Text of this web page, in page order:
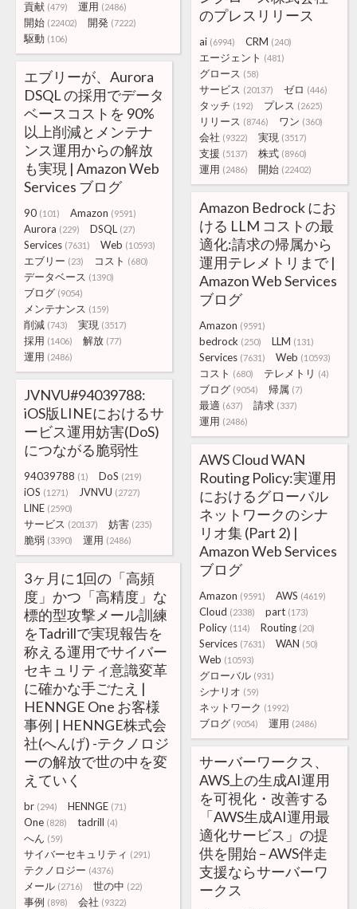
貢献 (479) 運用 (2486)
開始 (22402) 開発 (7222)
駆動 (106)
のプレスリリース
ai (6994) CRM (240)
エージェント (481)
グロース (58)
サービス (20137) ゼロ (446)
タッチ (192) プレス (2625)
リリース (8746) ワン (360)
会社 (9322) 実現 (3517)
支援 (5137) 株式 (8960)
運用 (2486) 開始 (22402)
エブリーが、Aurora
DSQL の採用でデータ
ベースコストを 90%
以上削減とメンテナ
ンス運用からの解放
も実現 | Amazon Web
Services ブログ
90 (101) Amazon (9591)
Aurora (229) DSQL (27)
Services (7631) Web (10593)
エブリー (23) コスト (680)
データベース (1390)
ブログ (9054)
メンテナンス (159)
削減 (743) 実現 (3517)
採用 (1406) 解放 (77)
運用 (2486)
Amazon Bedrock にお
ける LLM コストの最
適化:請求の帰属から
運用テレメトリまで |
Amazon Web Services
ブログ
Amazon (9591)
bedrock (250) LLM (131)
Services (7631) Web (10593)
コスト (680) テレメトリ (4)
ブログ (9054) 帰属 (7)
最適 (637) 請求 (337)
運用 (2486)
JVNVU#94039788:
iOS版LINEにおけるサ
ービス運用妨害(DoS)
につながる脆弱性
94039788 (1) DoS (219)
iOS (1271) JVNVU (2727)
LINE (2590)
サービス (20137) 妨害 (235)
脆弱 (3390) 運用 (2486)
AWS Cloud WAN
Routing Policy:実運用
におけるグローバル
ネットワークのシナ
リオ集 (Part 2) |
Amazon Web Services
ブログ
Amazon (9591) AWS (4619)
Cloud (2338) part (173)
Policy (114) Routing (20)
Services (7631) WAN (50)
Web (10593)
グローバル (931)
シナリオ (59)
ネットワーク (1992)
ブログ (9054) 運用 (2486)
3ヶ月に1回の「高頻
度」かつ「高精度」な
標的型攻撃メール訓練
をTadrillで実現報告を
称える運用でサイバー
セキュリティ意識変革
に確かな手ごたえ |
HENNGE One お客様
事例 | HENNGE株式会
社(へんげ) -テクノロジ
ーの解放で世の中を変
えていく
br (294) HENNGE (71)
One (828) tadrill (4)
へん (59)
サイバーセキュリティ (291)
テクノロジー (4376)
メール (2716) 世の中 (22)
事例 (898) 会社 (9322)
サーバーワークス、
AWS上の生成AI運用
を可視化・改善する
「AWS生成AI運用最
適化サービス」の提
供を開始 – AWS伴走
支援ならサーバーワ
ークス